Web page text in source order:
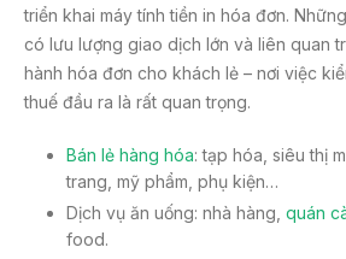
triển khai máy tính tiền in hóa đơn.
có lưu lượng giao dịch lớn và liên quan
hành hóa đơn cho khách lẻ – nơi việc
thuế đầu ra là rất quan trọng.
Bán lẻ hàng hóa: tạp hóa, siêu thị
trang, mỹ phẩm, phụ kiện…
Dịch vụ ăn uống: nhà hàng, quán
food.